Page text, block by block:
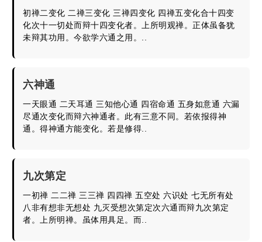
初禅二变化 二禅三变化 三禅四变化 四禅五变化合十四变
化次十一切处而辩十四变化者。上所明观禅。正体虽备犹
未辩其功用。今欲学六通之用。..
六神通
一天眼通 二天耳通 三知他心通 四宿命通 五身如意通 六漏
尽通次变化而辩六神通者。此有三意不同。若依报得神
通。得神通方能变化。若是修得..
九次第定
一初禅 二二禅 三三禅 四四禅 五空处 六识处 七无所有处
八非有想非无想处 九灭受想次第定次六通而辩九次第定
者。上所明禅。虽体用具足。而..